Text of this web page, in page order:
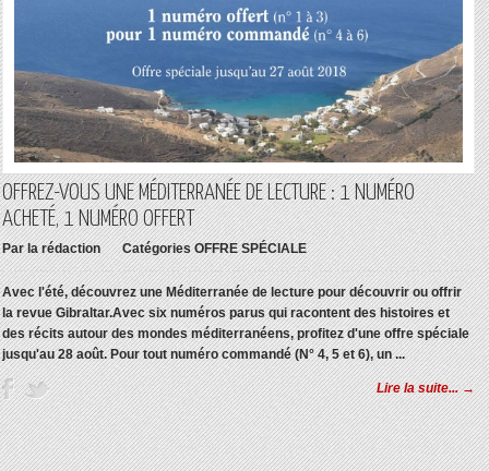
OFFREZ-VOUS UNE MÉDITERRANÉE DE LECTURE : 1 NUMÉRO
ACHETÉ, 1 NUMÉRO OFFERT
Par la rédaction Catégories OFFRE SPÉCIALE
Avec l'été, découvrez une Méditerranée de lecture pour découvrir ou offrir
la revue Gibraltar.Avec six numéros parus qui racontent des histoires et
des récits autour des mondes méditerranéens, profitez d'une offre spéciale
jusqu'au 28 août. Pour tout numéro commandé (N° 4, 5 et 6), un ...
Lire la suite... →